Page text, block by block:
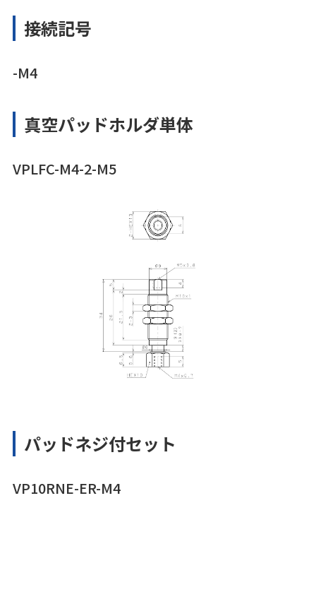
接続記号
-M4
真空パッドホルダ単体
VPLFC-M4-2-M5
パッドネジ付セット
VP10RNE-ER-M4